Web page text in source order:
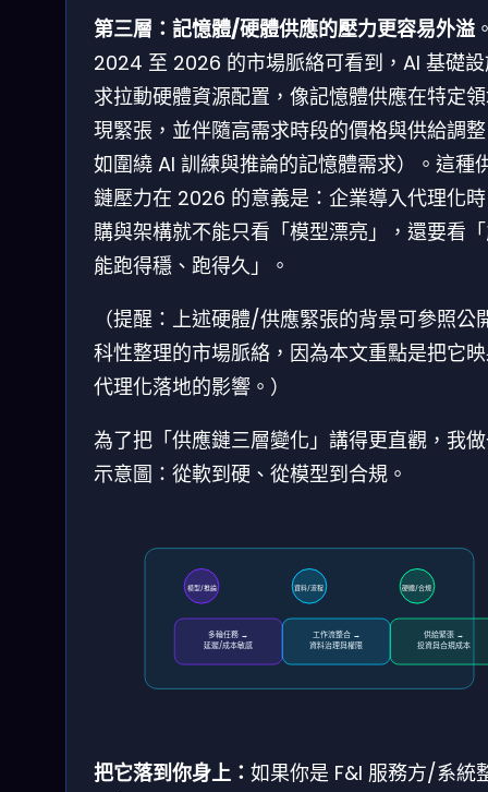
第三層：記憶體/硬體供應的壓力更容易外溢
2024 至 2026 的市場脈絡可看到，AI 基礎
求拉動硬體資源配置，像記憶體供應在特定
現緊張，並伴隨高需求時段的價格與供給調
如圍繞 AI 訓練與推論的記憶體需求）。這種
鏈壓力在 2026 的意義是：企業導入代理化
購與架構就不能只看「模型漂亮」，還要看
能跑得穩、跑得久」。
（提醒：上述硬體/供應緊張的背景可參照公
科性整理的市場脈絡，因為本文重點是把它
代理化落地的影響。）
為了把「供應鏈三層變化」講得更直觀，我
示意圖：從軟到硬、從模型到合規。
模型/推論 資料/流程 硬體/合規
多輪任務 →
延遲/成本敏感
工作流整合 →
資料治理與權限
供給緊張 →
投資與合規成本
把它落到你身上： 如果你是 F&I 服務方/系統